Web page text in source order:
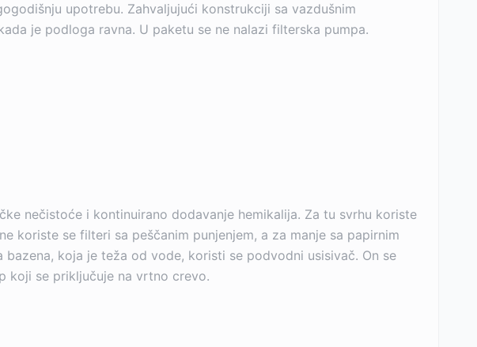
upotrebu. Zahvaljujući konstrukciji sa vazdušnim
je podloga ravna. U paketu se ne nalazi filterska pumpa.
nečistoće i kontinuirano dodavanje hemikalija. Za tu svrhu koriste
koriste se filteri sa peščanim punjenjem, a za manje sa papirnim
koja je teža od vode, koristi se podvodni usisivač. On se
koji se priključuje na vrtno crevo.